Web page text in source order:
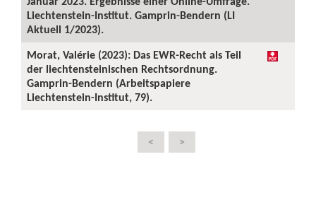
Liechtenstein-Institut. Gamprin-Bendern (LI
Aktuell 1/2023).
Morat, Valérie (2023): Das EWR-Recht als Teil
der liechtensteinischen Rechtsordnung.
Gamprin-Bendern (Arbeitspapiere
Liechtenstein-Institut, 79).
< >